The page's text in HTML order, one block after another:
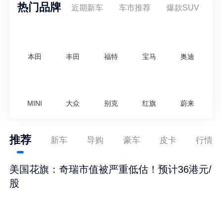
热门品牌 近期新车 车市推荐 爆款SUV
本田 丰田 福特 宝马 奥迪
MINI 大众 别克 红旗 蔚来
推荐 新车 导购 豪车 皮卡 行情
美国花旗：奇瑞市值被严重低估！预计36港元/
股